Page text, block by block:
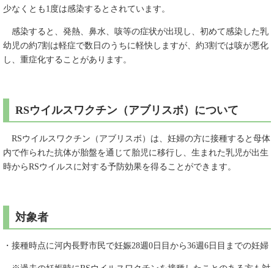
少なくとも1度は感染するとされています。
感染すると、発熱、鼻水、咳等の症状が出現し、初めて感染した乳
幼児の約7割は軽症で数日のうちに軽快しますが、約3割では咳が悪化
し、重症化することがあります。​
RSウイルスワクチン（アブリスボ）について
RSウイルスワクチン（アブリスボ）は、妊婦の方に接種すると母体
内で作られた抗体が胎盤を通じて胎児に移行し、生まれた乳児が出生
時からRSウイルスに対する予防効果を得ることができます。
対象者
・接種時点に河内長野市民で妊娠28週0日目から36週6日目までの妊婦